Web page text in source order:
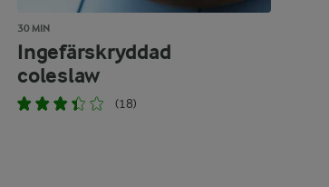
30 MIN
Ingefärskryddad
coleslaw
(18)